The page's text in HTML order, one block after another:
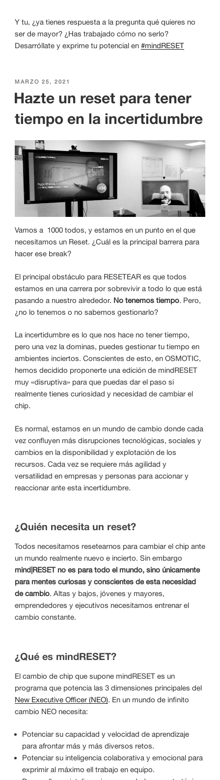
Y tu, ¿ya tienes respuesta a la pregunta qué quieres no
ser de mayor? ¿Has trabajado cómo no serlo?
Desarróllate y exprime tu potencial en #mindRESET
PUBLICADO
MARZO 25, 2021
Hazte un reset para tener
tiempo en la incertidumbre
Vamos a 1000 todos, y estamos en un punto en el que
necesitamos un Reset. ¿Cuál es la principal barrera para
hacer ese break?
El principal obstáculo para RESETEAR es que todos
estamos en una carrera por sobrevivir a todo lo que está
pasando a nuestro alrededor. No tenemos tiempo. Pero,
¿no lo tenemos o no sabemos gestionarlo?
La incertidumbre es lo que nos hace no tener tiempo,
pero una vez la dominas, puedes gestionar tu tiempo en
ambientes inciertos. Conscientes de esto, en OSMOTIC,
hemos decidido proponerte una edición de mindRESET
muy «disruptiva» para que puedas dar el paso si
realmente tienes curiosidad y necesidad de cambiar el
chip.
Es normal, estamos en un mundo de cambio donde cada
vez confluyen más disrupciones tecnológicas, sociales y
cambios en la disponibilidad y explotación de los
recursos. Cada vez se requiere más agilidad y
versatilidad en empresas y personas para accionar y
reaccionar ante esta incertidumbre.
¿Quién necesita un reset?
Todos necesitamos resetearnos para cambiar el chip ante
un mundo realmente nuevo e incierto. Sin embargo
mind|RESET no es para todo el mundo, sino únicamente
para mentes curiosas y conscientes de esta necesidad
de cambio. Altas y bajos, jóvenes y mayores,
emprendedores y ejecutivos necesitamos entrenar el
cambio constante.
¿Qué es mindRESET?
El cambio de chip que supone mindRESET es un
programa que potencia las 3 dimensiones principales del
New Executive Officer (NEO). En un mundo de infinito
cambio NEO necesita:
Potenciar su capacidad y velocidad de aprendizaje
para afrontar más y más diversos retos.
Potenciar su inteligencia colaborativa y emocional para
exprimir al máximo ell trabajo en equipo.